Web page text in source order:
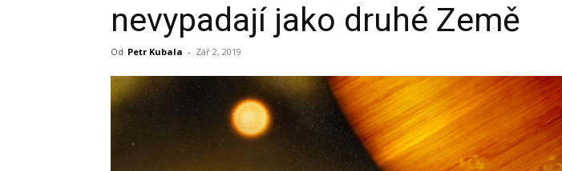
nevypadají jako druhé Země
Od Petr Kubala - Zář 2, 2019